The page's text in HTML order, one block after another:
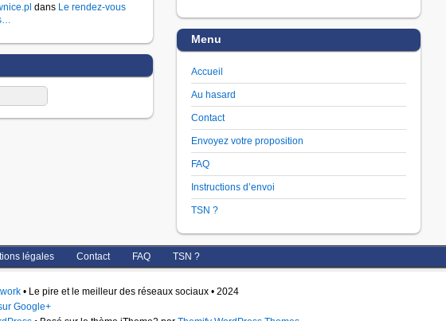
dans Le rendez-vous
Menu
Accueil
Au hasard
Contact
Envoyez votre proposition
FAQ
Instructions d’envoi
TSN ?
légales Contact FAQ TSN ?
• Le pire et le meilleur des réseaux sociaux • 2024
Google+